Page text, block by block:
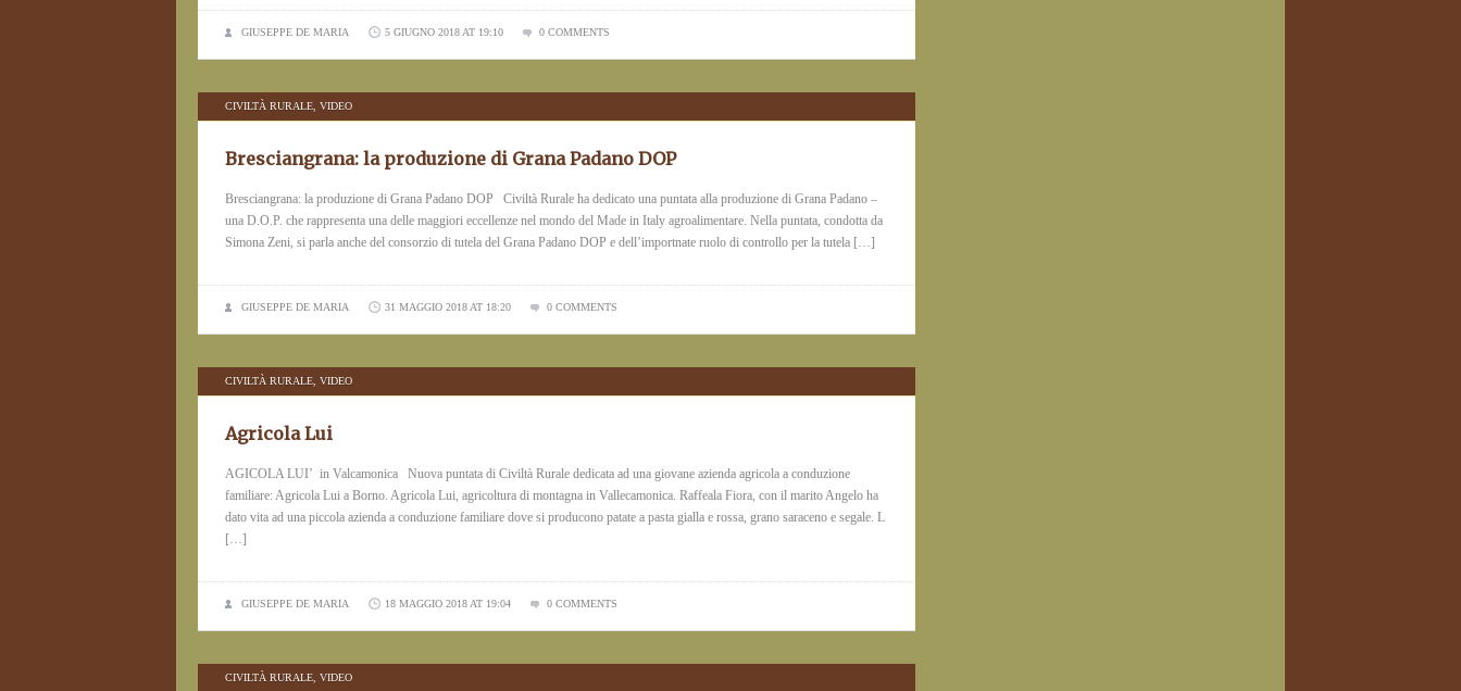
GIUSEPPE DE MARIA 5 GIUGNO 2018 AT 19:10 0 COMMENTS
CIVILTÀ RURALE VIDEO
Bresciangrana: la produzione di Grana Padano DOP
Bresciangrana: la produzione di Grana Padano DOP Civiltà Rurale ha dedicato una puntata alla produzione di Grana Padano –
una D.O.P. che rappresenta una delle maggiori eccellenze nel mondo del Made in Italy agroalimentare. Nella puntata, condotta da
Simona Zeni, si parla anche del consorzio di tutela del Grana Padano DOP e dell’importnate ruolo di controllo per la tutela […]
GIUSEPPE DE MARIA 31 MAGGIO 2018 AT 18:20 0 COMMENTS
CIVILTÀ RURALE VIDEO
Agricola Lui
AGICOLA LUI’ in Valcamonica Nuova puntata di Civiltà Rurale dedicata ad una giovane azienda agricola a conduzione
familiare: Agricola Lui a Borno. Agricola Lui, agricoltura di montagna in Vallecamonica. Raffeala Fiora, con il marito Angelo ha
dato vita ad una piccola azienda a conduzione familiare dove si producono patate a pasta gialla e rossa, grano saraceno e segale. L
[…]
GIUSEPPE DE MARIA 18 MAGGIO 2018 AT 19:04 0 COMMENTS
CIVILTÀ RURALE VIDEO